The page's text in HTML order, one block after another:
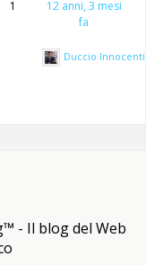
1
12 anni, 3 mesi
fa
Duccio Innocenti
- Il blog del Web